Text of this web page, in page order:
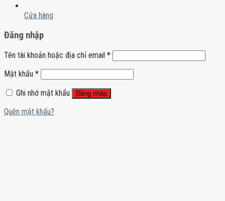
Cửa hàng
Đăng nhập
Tên tài khoản hoặc địa chỉ email *
Mật khẩu *
Ghi nhớ mật khẩu
Đăng nhập
Quên mật khẩu?